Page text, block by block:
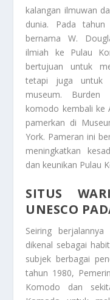
kalangan ilmuwan
dunia. Pada
bernama W.
ilmiah ke Pulau
bertujuan untuk
tetapi juga untuk
museum. Burden
komodo kembali ke
pamerkan di
York. Pameran ini
meningkatkan
dan keunikan Pulau
SITUS
UNESCO
Seiring
dikenal sebagai
subjek berbagai
tahun 1980,
Komodo dan